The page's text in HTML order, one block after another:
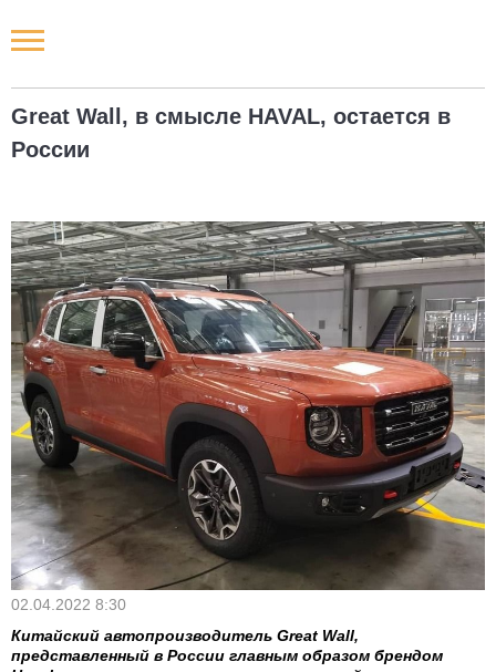
Great Wall, в смысле HAVAL, остается в
России
02.04.2022 8:30
Китайский автопроизводитель Great Wall,
представленный в России главным образом брендом
Новости РФ
Городские новости
Наши мероприятия
Статьи